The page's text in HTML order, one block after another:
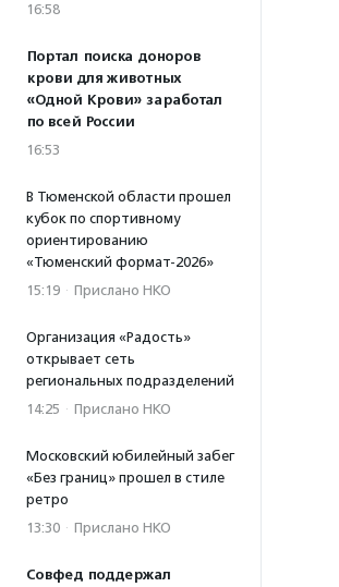
16:58
Портал поиска доноров
крови для животных
«Одной Крови» заработал
по всей России
16:53
В Тюменской области прошел
кубок по спортивному
ориентированию
«Тюменский формат-2026»
15:19 · Прислано НКО
Организация «Радость»
открывает сеть
региональных подразделений
14:25 · Прислано НКО
Московский юбилейный забег
«Без границ» прошел в стиле
ретро
13:30 · Прислано НКО
Совфед поддержал